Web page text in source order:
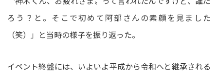
ろう？と。そこで初めて阿部さんの素顔を見ました
（笑）」と当時の様子を振り返った。
イベント終盤には、いよいよ平成から令和へと継承される